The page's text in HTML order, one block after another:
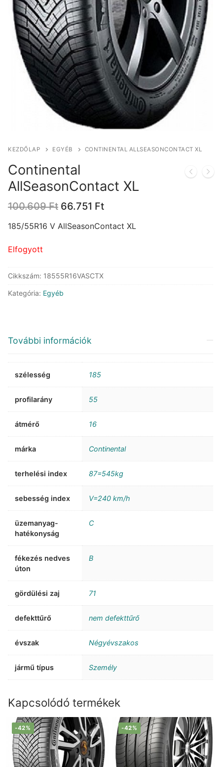
KEZDŐLAP EGYÉB CONTINENTAL ALLSEASONCONTACT XL
Continental
AllSeasonContact XL
100.609Ft Original
was:
66.751 FtCurrent
is:
185/55R16 V AllSeasonContact XL
Elfogyott
Cikkszám: 18555R16VASCTX
Kategória: Egyéb
További információk
szélesség 185
profilarány 55
átmérő 16
márka Continental
terhelési index 87=545kg
sebesség index V=240 km/h
üzemanyag-
hatékonyság
C
fékezés nedves
úton
B
gördülési zaj 71
defekttűrő nem defekttűrő
évszak Négyévszakos
jármű típus Személy
Kapcsolódó termékek
-42% -42%